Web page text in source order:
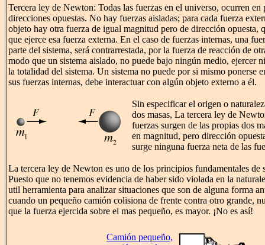
Tercera ley de Newton: Todas las fuerzas en el universo, ocurren en
direcciones opuestas. No hay fuerzas aisladas; para cada fuerza
objeto hay otra fuerza de igual magnitud pero de dirección opuesta,
que ejerce esa fuerza externa. En el caso de fuerzas internas, una
parte del sistema, será contrarrestada, por la fuerza de reacción de
modo que un sistema aislado, no puede bajo ningún medio, ejercer
la totalidad del sistema. Un sistema no puede por si mismo ponerse
sus fuerzas internas, debe interactuar con algún objeto externo a él.
Sin especificar el origen o
dos masas, La tercera ley de
fuerzas surgen de las propias dos
en magnitud, pero dirección
surge ninguna fuerza neta de las
La tercera ley de Newton es uno de los principios fundamentales de
Puesto que no tenemos evidencia de haber sido violada en la
util herramienta para analizar situaciones que son de alguna forma
cuando un pequeño camión colisiona de frente contra otro grande,
que la fuerza ejercida sobre el mas pequeño, es mayor. ¡No es así!
Camión pequeño,